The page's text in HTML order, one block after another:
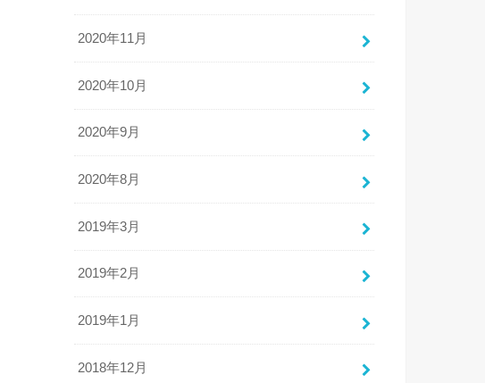
2020年11月
2020年10月
2020年9月
2020年8月
2019年3月
2019年2月
2019年1月
2018年12月